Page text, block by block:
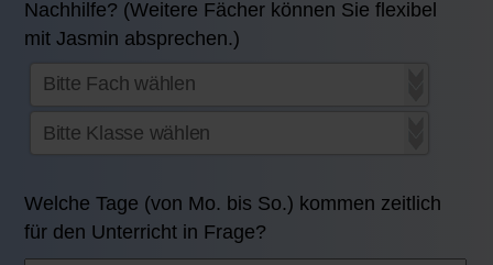
Nachhilfe? (Weitere Fächer können Sie flexibel
mit Jasmin absprechen.)
Welche Tage (von Mo. bis So.) kommen zeitlich
für den Unterricht in Frage?